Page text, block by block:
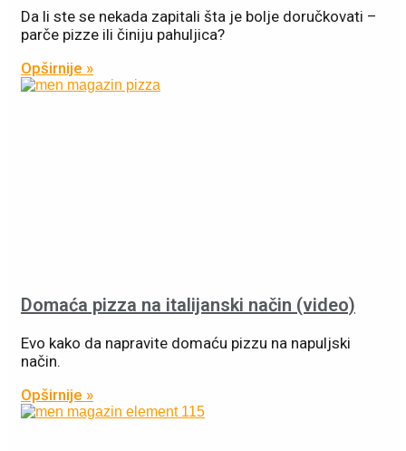
Da li ste se nekada zapitali šta je bolje doručkovati –
parče pizze ili činiju pahuljica?
Opširnije »
Domaća pizza na italijanski način (video)
Evo kako da napravite domaću pizzu na napuljski
način.
Opširnije »